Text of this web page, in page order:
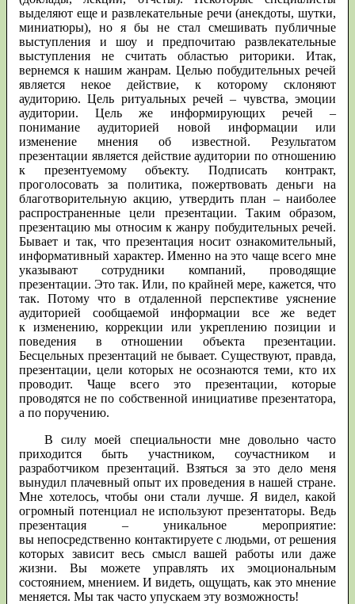
выделяют еще и развлекательные речи (анекдоты, шутки,
миниатюры), но я бы не стал смешивать публичные
выступления и шоу и предпочитаю развлекательные
выступления не считать областью риторики. Итак,
вернемся к нашим жанрам. Целью побудительных речей
является некое действие, к которому склоняют
аудиторию. Цель ритуальных речей – чувства, эмоции
аудитории. Цель же информирующих речей –
понимание аудиторией новой информации или
изменение мнения об известной. Результатом
презентации является действие аудитории по отношению
к презентуемому объекту. Подписать контракт,
проголосовать за политика, пожертвовать деньги на
благотворительную акцию, утвердить план – наиболее
распространенные цели презентации. Таким образом,
презентацию мы относим к жанру побудительных речей.
Бывает и так, что презентация носит ознакомительный,
информативный характер. Именно на это чаще всего мне
указывают сотрудники компаний, проводящие
презентации. Это так. Или, по крайней мере, кажется, что
так. Потому что в отдаленной перспективе уяснение
аудиторией сообщаемой информации все же ведет
к изменению, коррекции или укреплению позиции и
поведения в отношении объекта презентации.
Бесцельных презентаций не бывает. Существуют, правда,
презентации, цели которых не осознаются теми, кто их
проводит. Чаще всего это презентации, которые
проводятся не по собственной инициативе презентатора,
а по поручению.
В силу моей специальности мне довольно часто
приходится быть участником, соучастником и
разработчиком презентаций. Взяться за это дело меня
вынудил плачевный опыт их проведения в нашей стране.
Мне хотелось, чтобы они стали лучше. Я видел, какой
огромный потенциал не используют презентаторы. Ведь
презентация – уникальное мероприятие:
вы непосредственно контактируете с людьми, от решения
которых зависит весь смысл вашей работы или даже
жизни. Вы можете управлять их эмоциональным
состоянием, мнением. И видеть, ощущать, как это мнение
меняется. Мы так часто упускаем эту возможность!